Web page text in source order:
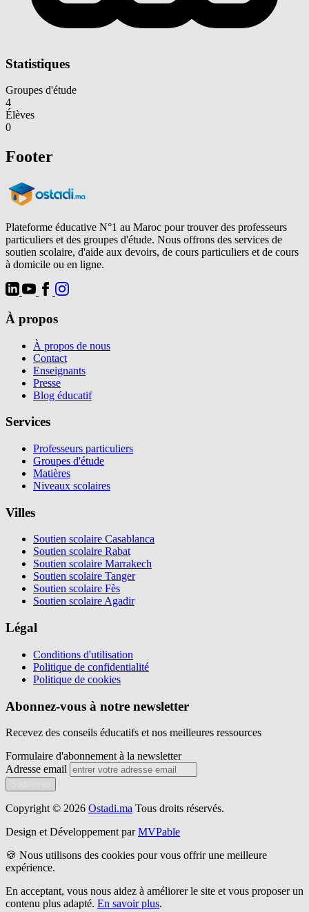
Statistiques
Groupes d'étude
4
Élèves
0
Footer
Plateforme éducative N°1 au Maroc pour trouver des professeurs
particuliers et des groupes d'étude. Nous offrons des services de
soutien scolaire, d'aide aux devoirs, de cours particuliers et de cours
à domicile ou en ligne.
À propos
À propos de nous
Contact
Enseignants
Presse
Blog éducatif
Services
Professeurs particuliers
Groupes d'étude
Matières
Niveaux scolaires
Villes
Soutien scolaire Casablanca
Soutien scolaire Rabat
Soutien scolaire Marrakech
Soutien scolaire Tanger
Soutien scolaire Fès
Soutien scolaire Agadir
Légal
Conditions d'utilisation
Politique de confidentialité
Politique de cookies
Abonnez-vous à notre newsletter
Recevez des conseils éducatifs et nos meilleures ressources
Formulaire d'abonnement à la newsletter
Adresse email
Copyright © 2026 Ostadi.ma Tous droits réservés.
Design et Développement par MVPable
🍪 Nous utilisons des cookies pour vous offrir une meilleure
expérience.
En acceptant, vous nous aidez à améliorer le site et vous proposer un
contenu plus adapté. En savoir plus.